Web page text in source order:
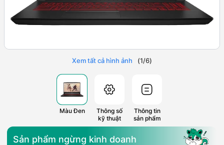
Xem tất cả hình ảnh (1/6)
Màu Đen
Thông số
kỹ thuật
Thông tin
sản phẩm
Sản phẩm ngừng kinh doanh